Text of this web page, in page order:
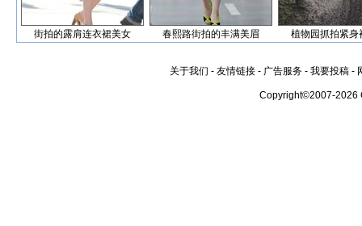
街拍的露肩连衣裙美女 春熙路街拍的丰满美眉 植物园抓拍紧身
关于我们 - 友情链接 - 广告服务 - 我要投稿 -
Copyright©2007-2026